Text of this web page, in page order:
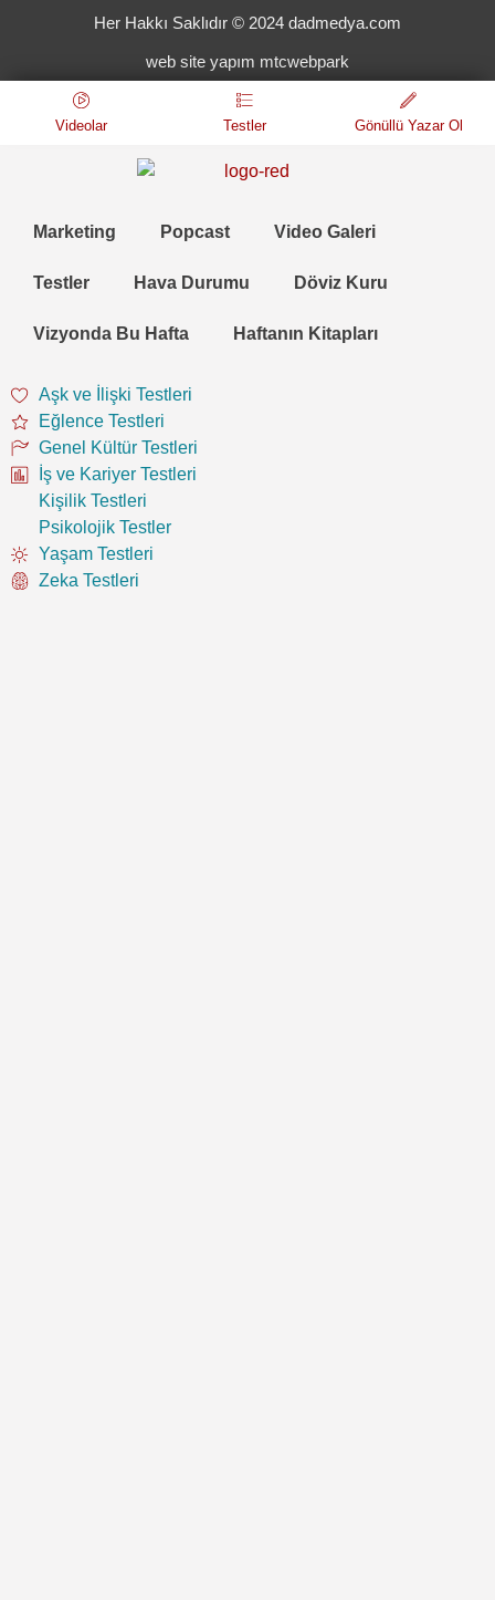
Her Hakkı Saklıdır © 2024 dadmedya.com
web site yapım mtcwebpark
Videolar Testler Gönüllü Yazar Ol
Marketing Popcast Video Galeri
Testler Hava Durumu Döviz Kuru
Vizyonda Bu Hafta Haftanın Kitapları
Aşk ve İlişki Testleri
Eğlence Testleri
Genel Kültür Testleri
İş ve Kariyer Testleri
Kişilik Testleri
Psikolojik Testler
Yaşam Testleri
Zeka Testleri